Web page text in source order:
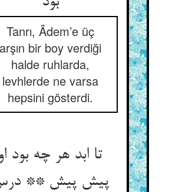
Tanrı, Âdem’e üç
arşın bir boy verdiği
halde ruhlarda,
levhlerde ne varsa
hepsini gösterdi.
تا ابد هر چه بود او
پیش پیش **